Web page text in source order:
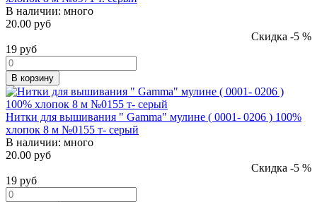
В наличии: много
20.00 руб
Скидка -5 %
19 руб
В корзину
Нитки для вышивания " Gamma" мулине ( 0001- 0206 ) 100%
хлопок 8 м №0155 т- серый
В наличии: много
20.00 руб
Скидка -5 %
19 руб